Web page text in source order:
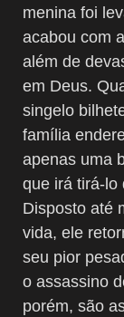
menina foi
acabou com
além de
em Deus.
singelo
família
apenas uma
que irá tirá-lo
Disposto até
vida, ele
seu pior
o assassino
porém, são